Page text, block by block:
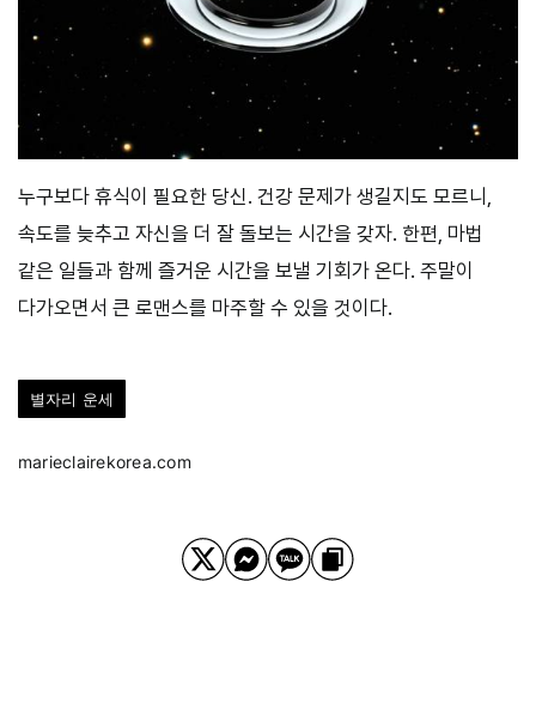
누구보다 휴식이 필요한 당신. 건강 문제가 생길지도 모르니,
속도를 늦추고 자신을 더 잘 돌보는 시간을 갖자. 한편, 마법
같은 일들과 함께 즐거운 시간을 보낼 기회가 온다. 주말이
다가오면서 큰 로맨스를 마주할 수 있을 것이다.
별자리 운세
marieclairekorea.com